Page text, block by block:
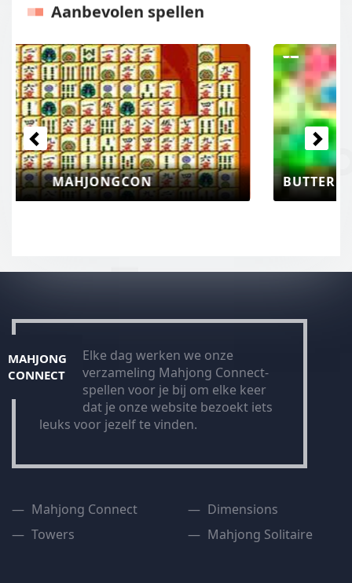
Aanbevolen spellen
BUTTERFLY KYODAI MAHJONG CONNECT
Vorige
MAHJONG
CONNECT
Elke dag werken we onze
verzameling Mahjong Connect-
spellen voor je bij om elke keer
dat je onze website bezoekt iets
leuks voor jezelf te vinden.
Mahjong Connect
Towers
Dimensions
Mahjong Solitaire